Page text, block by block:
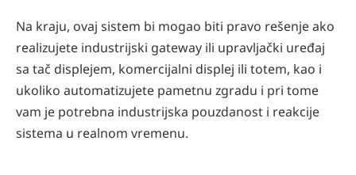
Na kraju, ovaj sistem bi mogao biti pravo rešenje ako
realizujete industrijski gateway ili upravljački uređaj
sa tač displejem, komercijalni displej ili totem, kao i
ukoliko automatizujete pametnu zgradu i pri tome
vam je potrebna industrijska pouzdanost i reakcije
sistema u realnom vremenu.